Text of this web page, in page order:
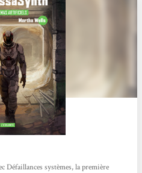
Défaillances systèmes, la première